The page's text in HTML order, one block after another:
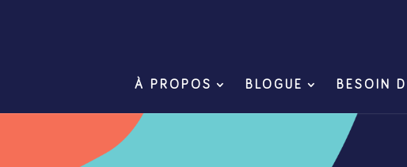
À PROPOS BLOGUE BESOIN